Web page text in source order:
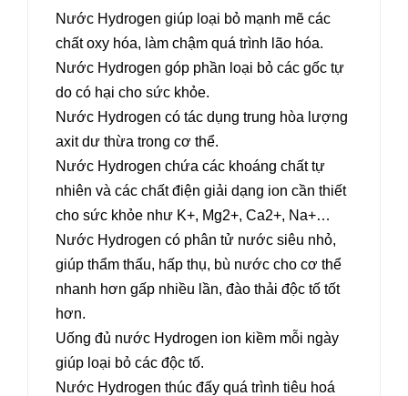
Nước Hydrogen giúp loại bỏ mạnh mẽ các
chất oxy hóa, làm chậm quá trình lão hóa.
Nước Hydrogen góp phần loại bỏ các gốc tự
do có hại cho sức khỏe.
Nước Hydrogen có tác dụng trung hòa lượng
axit dư thừa trong cơ thể.
Nước Hydrogen chứa các khoáng chất tự
nhiên và các chất điện giải dạng ion cần thiết
cho sức khỏe như K+, Mg2+, Ca2+, Na+…
Nước Hydrogen có phân tử nước siêu nhỏ,
giúp thẩm thấu, hấp thụ, bù nước cho cơ thể
nhanh hơn gấp nhiều lần, đào thải độc tố tốt
hơn.
Uống đủ nước Hydrogen ion kiềm mỗi ngày
giúp loại bỏ các độc tố.
Nước Hydrogen thúc đấy quá trình tiêu hoá